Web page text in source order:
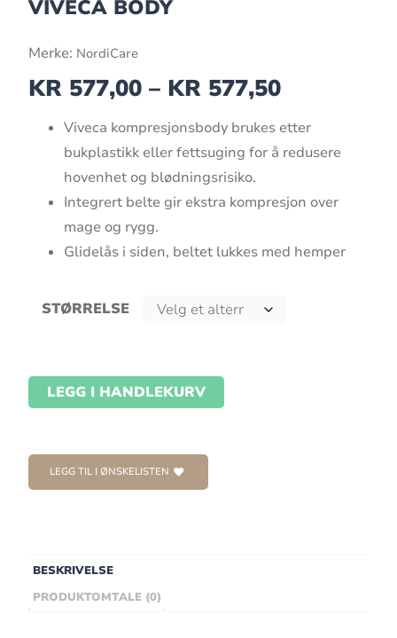
VIVECA BODY
Merke: NordiCare
KR 577,00 – KR 577,50
Viveca kompresjonsbody brukes etter
bukplastikk eller fettsuging for å redusere
hovenhet og blødningsrisiko.
Integrert belte gir ekstra kompresjon over
mage og rygg.
Glidelås i siden, beltet lukkes med hemper
STØRRELSE
LEGG I HANDLEKURV
LEGG TIL I ØNSKELISTEN
BESKRIVELSE
PRODUKTOMTALE (0)